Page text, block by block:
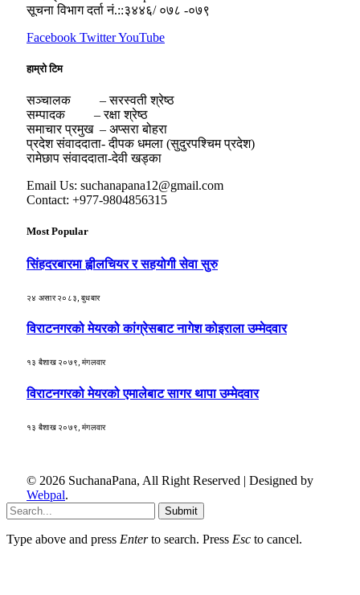
सूचना विभाग दर्ता नं.::३४४६/ ०७८ -०७९
Facebook TwitterYouTube
हाम्रो टिम
सञ्चालक – सरस्वती श्रेष्ठ
सम्पादक – रक्षा श्रेष्ठ
समाचार प्रमुख – अप्सरा बोहरा
प्रदेश संवाददाता- दीपक धमला (सुदुरपश्चिम प्रदेश)
रामेछाप संवाददाता-देवी खड्का
Email Us: suchanapana12@gmail.com
Contact: +977-9804856315
Most Popular
सिंहदरबारमा ह्वीलचियर र सहयोगी सेवा सुरु
२४ असार २०८३, बुधबार
विराटनगरको मेयरको कांग्रेसबाट नागेश कोइराला उम्मेदवार
१३ बैशाख २०७९, मंगलवार
विराटनगरको मेयरको एमालेबाट सागर थापा उम्मेदवार
१३ बैशाख २०७९, मंगलवार
© 2026 SuchanaPana, All Right Reserved | Designed by
Webpal.
Submit
Type above and press Enterto search. Press Esc to cancel.